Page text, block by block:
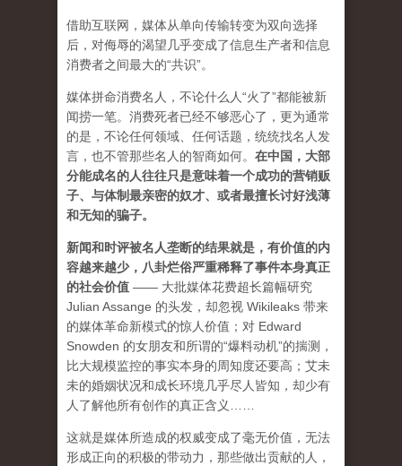
借助互联网，媒体从单向传输转变为双向选择
后，对侮辱的渴望几乎变成了信息生产者和信息
消费者之间最大的“共识”。
媒体拼命消费名人，不论什么人“火了”都能被新
闻捞一笔。消费死者已经不够恶心了，更为通常
的是，不论任何领域、任何话题，统统找名人发
言，也不管那些名人的智商如何。 在中国，大部
分能成名的人往往只是意味着一个成功的营销贩
子、与体制最亲密的奴才、或者最擅长讨好浅薄
和无知的骗子。
新闻和时评被名人垄断的结果就是，有价值的内
容越来越少，八卦烂俗严重稀释了事件本身真正
的社会价值 —— 大批媒体花费超长篇幅研究
Julian Assange 的头发，却忽视 Wikileaks 带来
的媒体革命新模式的惊人价值；对 Edward
Snowden 的女朋友和所谓的“爆料动机”的揣测，
比大规模监控的事实本身的周知度还要高；艾未
未的婚姻状况和成长环境几乎尽人皆知，却少有
人了解他所有创作的真正含义……
这就是媒体所造成的权威变成了毫无价值，无法
形成正向的积极的带动力，那些做出贡献的人，